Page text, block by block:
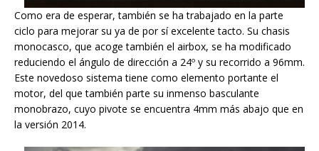
Como era de esperar, también se ha trabajado en la parte
ciclo para mejorar su ya de por sí excelente tacto. Su chasis
monocasco, que acoge también el airbox, se ha modificado
reduciendo el ángulo de dirección a 24º y su recorrido a 96mm.
Este novedoso sistema tiene como elemento portante el
motor, del que también parte su inmenso basculante
monobrazo, cuyo pivote se encuentra 4mm más abajo que en
la versión 2014.